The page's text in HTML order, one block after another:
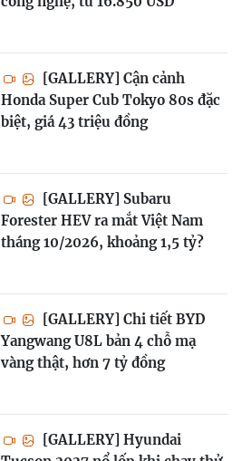
[GALLERY] Cận cảnh
Honda Super Cub Tokyo 80s đặc
biệt, giá 43 triệu đồng
[GALLERY] Subaru
Forester HEV ra mắt Việt Nam
tháng 10/2026, khoảng 1,5 tỷ?
[GALLERY] Chi tiết BYD
Yangwang U8L bản 4 chỗ mạ
vàng thật, hơn 7 tỷ đồng
[GALLERY] Hyundai